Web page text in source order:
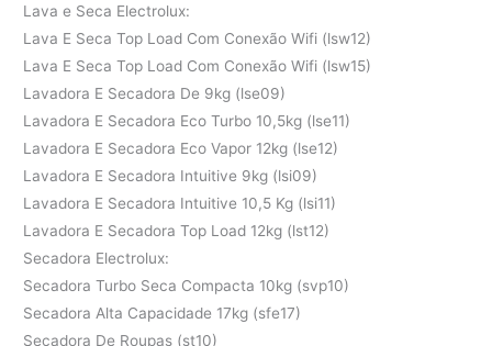
Lava e Seca Electrolux:
Lava E Seca Top Load Com Conexão Wifi (lsw12)
Lava E Seca Top Load Com Conexão Wifi (lsw15)
Lavadora E Secadora De 9kg (lse09)
Lavadora E Secadora Eco Turbo 10,5kg (lse11)
Lavadora E Secadora Eco Vapor 12kg (lse12)
Lavadora E Secadora Intuitive 9kg (lsi09)
Lavadora E Secadora Intuitive 10,5 Kg (lsi11)
Lavadora E Secadora Top Load 12kg (lst12)
Secadora Electrolux:
Secadora Turbo Seca Compacta 10kg (svp10)
Secadora Alta Capacidade 17kg (sfe17)
Secadora De Roupas (st10)